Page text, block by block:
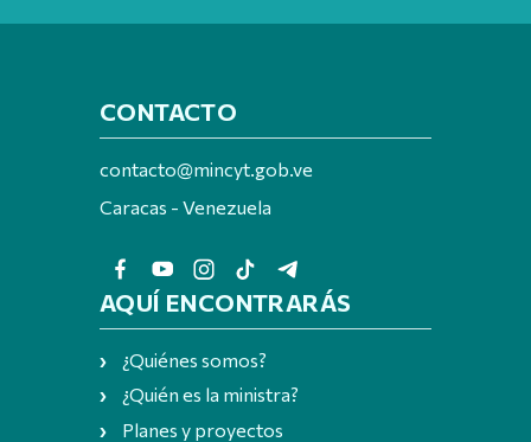
CONTACTO
contacto@mincyt.gob.ve
Caracas - Venezuela
AQUÍ ENCONTRARÁS
¿Quiénes somos?
¿Quién es la ministra?
Planes y proyectos